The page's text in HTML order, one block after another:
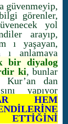
güvenmeyip,
görenler,
yol
arayıp,
ı yaşayan,
ı anlamaya
bir diyalog
ki, bunlar
Kur’an dan
yapıyor
HEM